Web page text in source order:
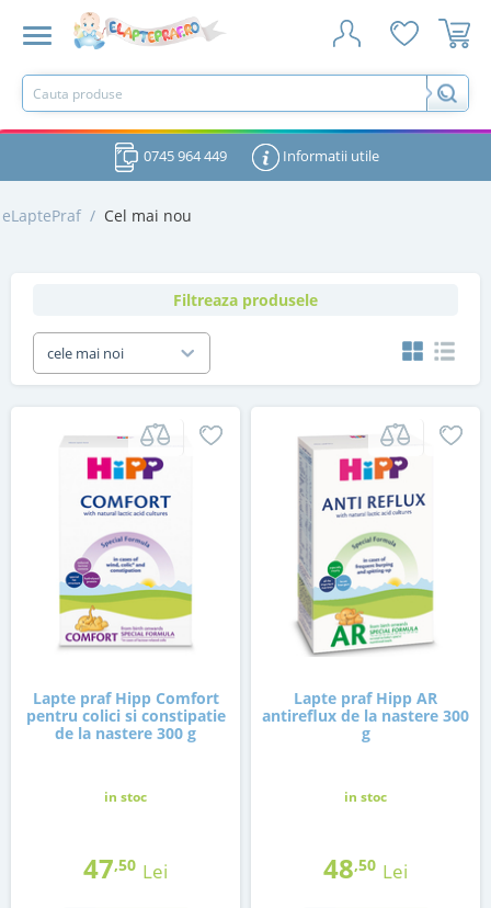
0745 964 449 Informatii utile
eLaptePraf / Cel mai nou
Filtreaza produsele
cele mai noi
Lapte praf Hipp Comfort
pentru colici si constipatie
de la nastere 300 g
in stoc
47,50 Lei
Lapte praf Hipp AR
antireflux de la nastere 300
g
in stoc
48,50 Lei